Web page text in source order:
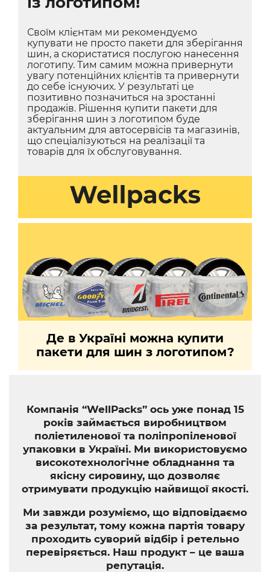
Своїм клієнтам ми рекомендуємо
купувати не просто пакети для зберігання
шин, а скористатися послугою нанесення
логотипу. Тим самим можна привернути
увагу потенційних клієнтів та привернути
до себе існуючих. У результаті це
позитивно позначиться на зростанні
продажів. Рішення купити пакети для
зберігання шин з логотипом буде
актуальним для автосервісів та магазинів,
що спеціалізуються на реалізації та
товарів для їх обслуговування.
Де в Україні можна купити
пакети для шин з логотипом?
Компанія “WellPacks” ось уже понад 15
років займається виробництвом
поліетиленової та поліпропіленової
упаковки в Україні. Ми використовуємо
високотехнологічне обладнання та
якісну сировину, що дозволяє
отримувати продукцію найвищої якості.
Ми завжди розуміємо, що відповідаємо
за результат, тому кожна партія товару
проходить суворий відбір і ретельно
перевіряється. Наш продукт – це ваша
репутація.